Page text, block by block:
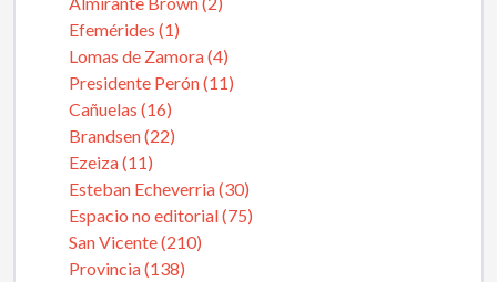
Efemérides (1)
Lomas de Zamora (4)
Presidente Perón (11)
Cañuelas (16)
Brandsen (22)
Ezeiza (11)
Esteban Echeverria (30)
Espacio no editorial (75)
San Vicente (210)
Provincia (138)